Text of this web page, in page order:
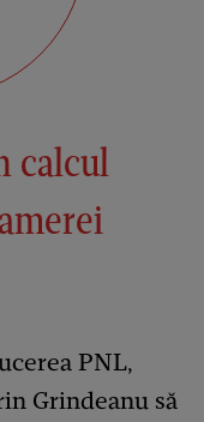
calcul
PNL,
Grindeanu să